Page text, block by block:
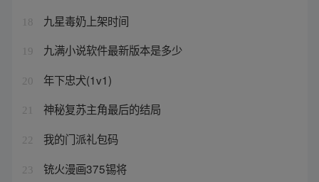
18 九星毒奶上架时间
19 九满小说软件最新版本是多少
20 年下忠犬(1v1)
21 神秘复苏主角最后的结局
22 我的门派礼包码
23 铳火漫画375锡将